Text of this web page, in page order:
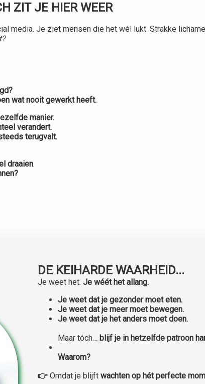
ZIT JE HIER WEER
media. Je ziet mensen die het wél lukt. Strakke
wat nooit gewerkt heeft.
manier.
verandert.
terugvalt.
draaien.
DE KEIHARDE WAARHEID...
Je weet het. Je wéét het allang.
Je weet dat je gezonder moet eten.
Je weet dat je meer moet bewegen.
Je weet dat je het anders moet doen.
Maar tóch… blijf je in hetzelfde patroon
Waarom?
👉 Omdat je blijft wachten op hét perfecte